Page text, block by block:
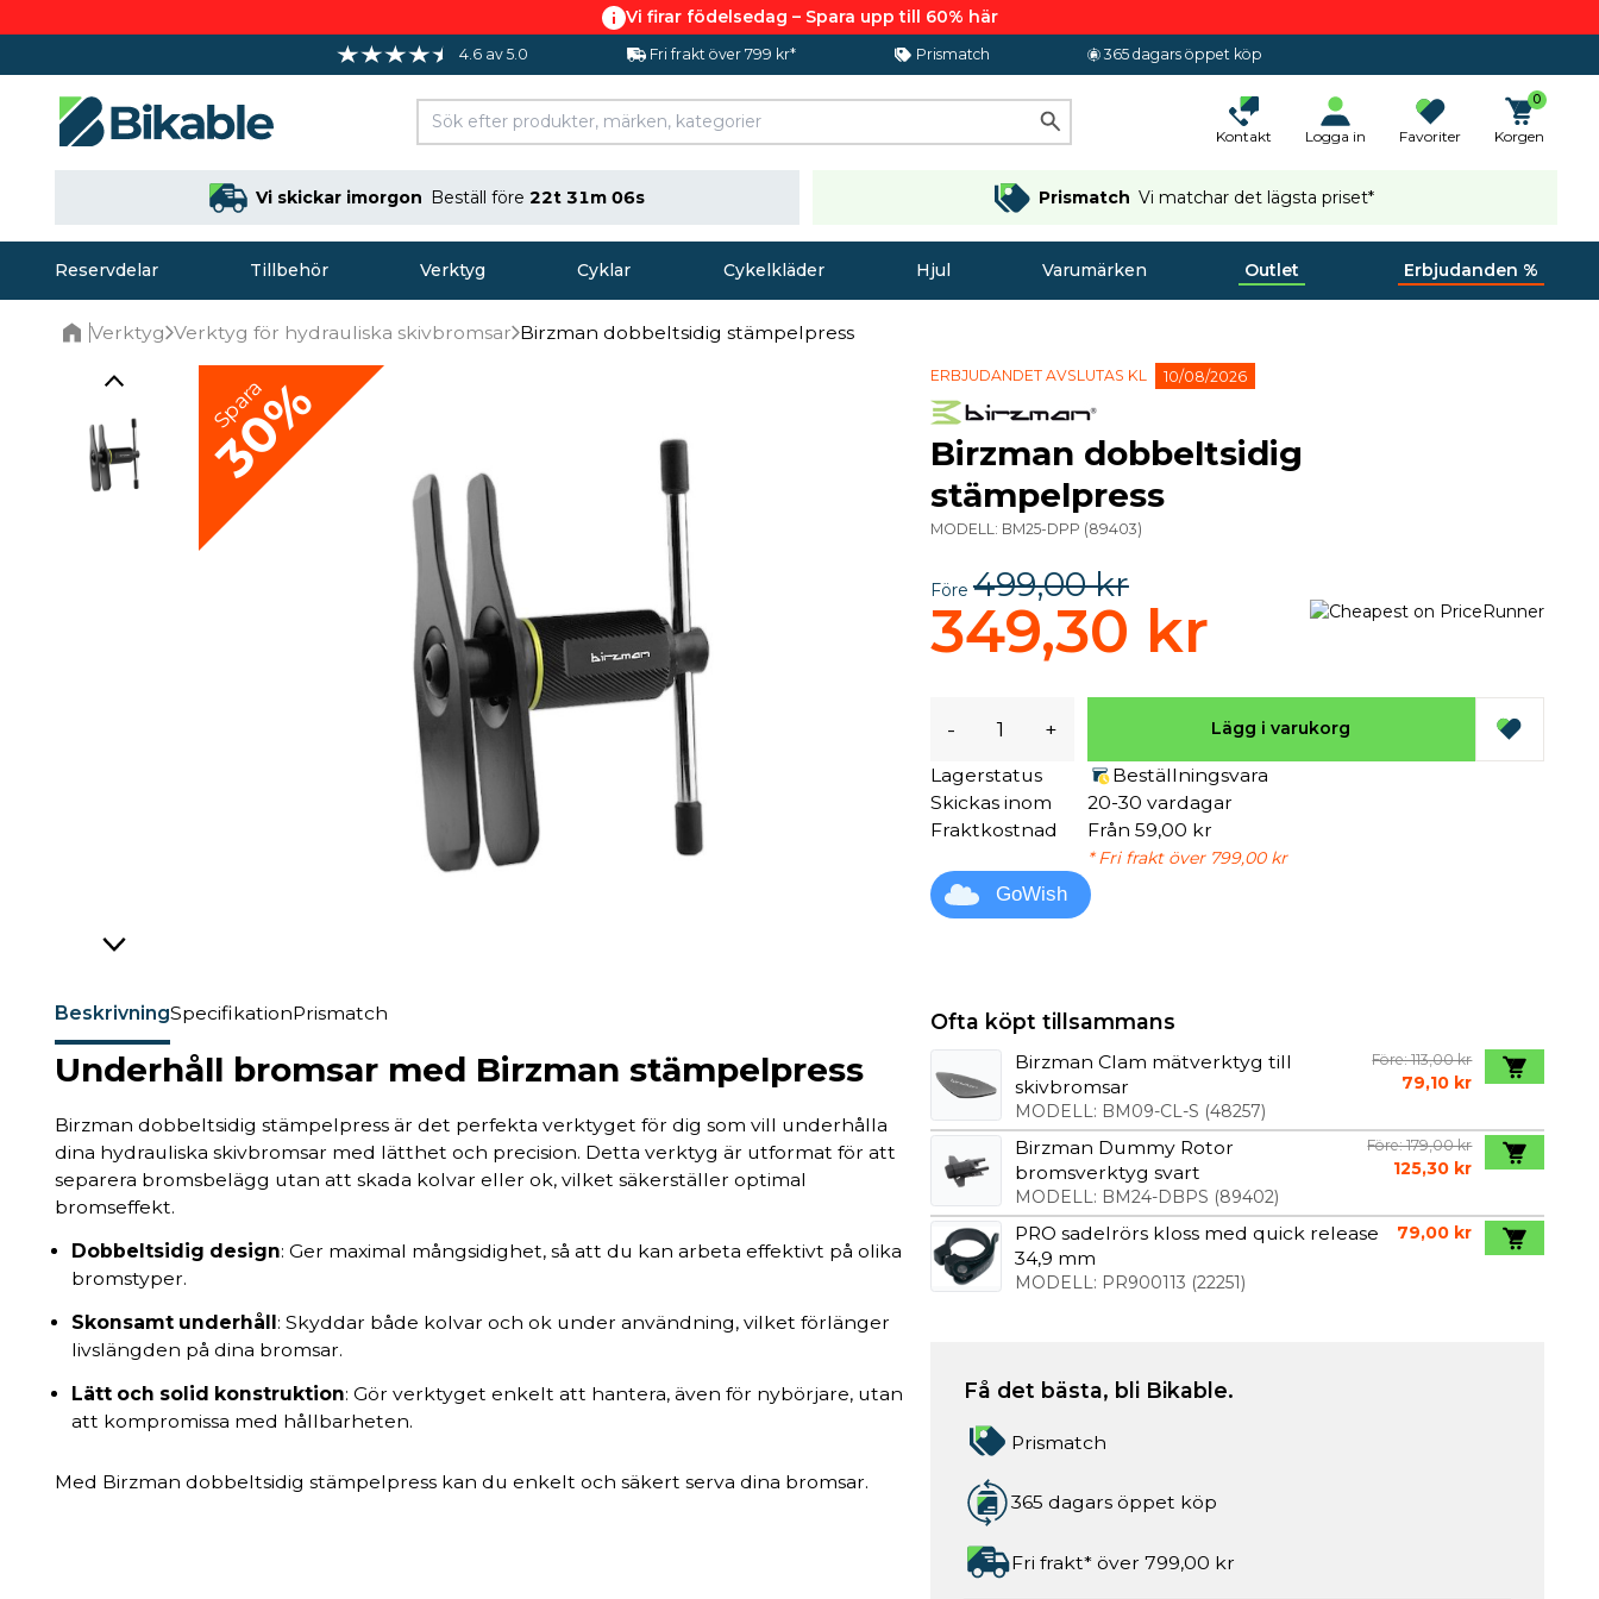
Vi firar födelsedag – Spara upp till 60% här
4.6 av 5.0 Fri frakt över 799 kr* Prismatch 365 dagars öppet köp
Kontakt Logga in Favoriter
0
Korgen
Vi skickar imorgon Beställ före22t 31m 05s Prismatch Vi matchar det lägsta priset*
Reservdelar Tillbehör Verktyg Cyklar Cykelkläder Hjul Varumärken Outlet Erbjudanden %
Verktyg Verktyg för hydrauliska skivbromsar Birzman dobbeltsidig stämpelpress
Spara
30%
BeskrivningSpecifikationPrismatch
Underhåll bromsar med Birzman stämpelpress
Birzman dobbeltsidig stämpelpress är det perfekta verktyget för dig som vill underhålla
dina hydrauliska skivbromsar med lätthet och precision. Detta verktyg är utformat för att
separera bromsbelägg utan att skada kolvar eller ok, vilket säkerställer optimal
bromseffekt.
Dobbeltsidig design: Ger maximal mångsidighet, så att du kan arbeta effektivt på olika
bromstyper.
Skonsamt underhåll: Skyddar både kolvar och ok under användning, vilket förlänger
livslängden på dina bromsar.
Lätt och solid konstruktion: Gör verktyget enkelt att hantera, även för nybörjare, utan
att kompromissa med hållbarheten.
Med Birzman dobbeltsidig stämpelpress kan du enkelt och säkert serva dina bromsar.
ERBJUDANDET AVSLUTAS KL 10/08/2026
Birzman dobbeltsidig
stämpelpress
MODELL: BM25-DPP (89403)
Före 499,00 kr
349,30 kr
- + Lägg i varukorg
Lagerstatus
Beställningsvara
Skickas inom
20-30 vardagar
Fraktkostnad
Från 59,00 kr
* Fri frakt över 799,00 kr
GoWish
Ofta köpt tillsammans
Birzman Clam mätverktyg till
skivbromsar
MODELL: BM09-CL-S (48257)
Före: 113,00 kr
79,10 kr
Birzman Dummy Rotor
bromsverktyg svart
MODELL: BM24-DBPS (89402)
Före: 179,00 kr
125,30 kr
PRO sadelrörs kloss med quick release
34,9 mm
MODELL: PR900113 (22251)
79,00 kr
Få det bästa, bli Bikable.
Prismatch
365 dagars öppet köp
Fri frakt* över 799,00 kr